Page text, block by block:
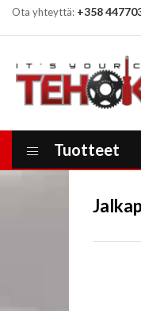
Ota yhteyttä: +358
Tuotteet